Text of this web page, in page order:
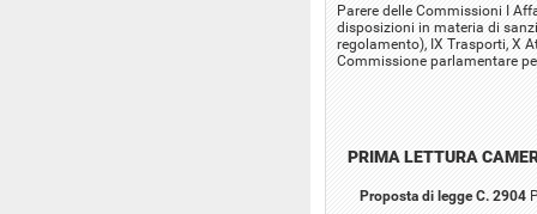
Parere delle Commissioni I
disposizioni in materia di
regolamento), IX Trasporti, X
Commissione parlamentare
PRIMA LETTURA
Proposta di legge C. 2904